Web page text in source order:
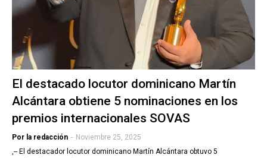
El destacado locutor dominicano Martín
Alcántara obtiene 5 nominaciones en los
premios internacionales SOVAS
Por la redacción - Noviembre 25, 2025
,-- El destacador locutor dominicano Martín Alcántara obtuvo 5